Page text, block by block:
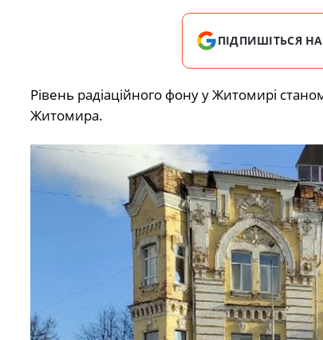
ПІДПИШІТЬСЯ НА
Рівень радіаційного фону у Житомирі
Житомира.